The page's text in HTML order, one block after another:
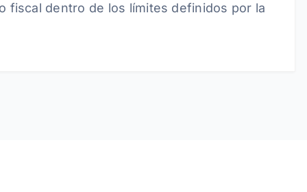
fiscal dentro de los límites definidos por la